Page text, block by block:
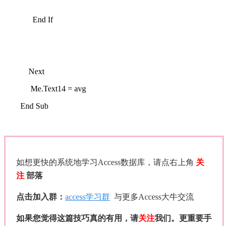
End If
Next
Me.Text14 = avg
End Sub
如想更快的系统地学习Access数据库，请点右上角 关
注 部落
点击加入群： access学习群 与更多Access大牛交流
如果您觉得这篇技巧真的有用，请关注我们。更重要手